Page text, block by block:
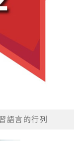
語言的行列